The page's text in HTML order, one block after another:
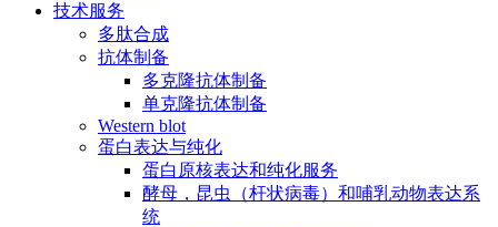
技术服务
多肽合成
抗体制备
多克隆抗体制备
单克隆抗体制备
Western blot
蛋白表达与纯化
蛋白原核表达和纯化服务
酵母，昆虫（杆状病毒）和哺乳动物表达系
统